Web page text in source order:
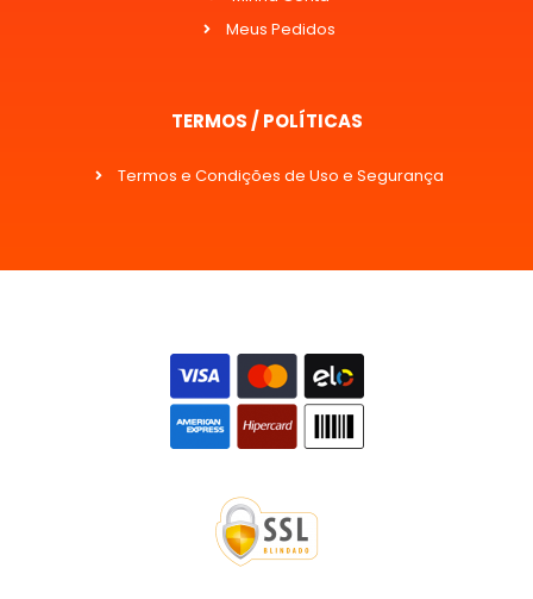
Meus Pedidos
TERMOS / POLÍTICAS
Termos e Condições de Uso e Segurança